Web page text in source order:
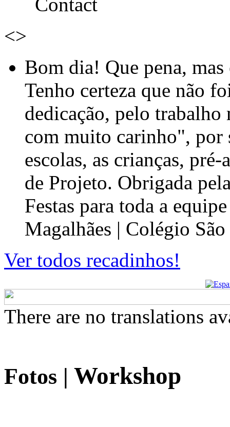
<>
Bom dia! Que pena,
Tenho certeza que não
dedicação, pelo
com muito carinho", por
escolas, as crianças, pré-
de Projeto. Obrigada
Festas para toda a
Magalhães | Colégio
Ver todos recadinhos!
There are no translations
Fotos | Workshop